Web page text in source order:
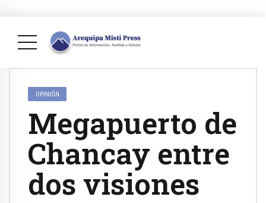
OPINIÓN
Megapuerto de
Chancay entre
dos visiones